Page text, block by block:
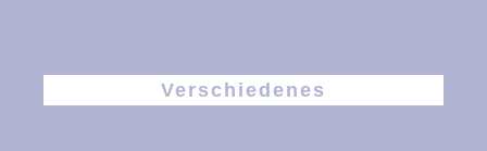
Verschiedenes